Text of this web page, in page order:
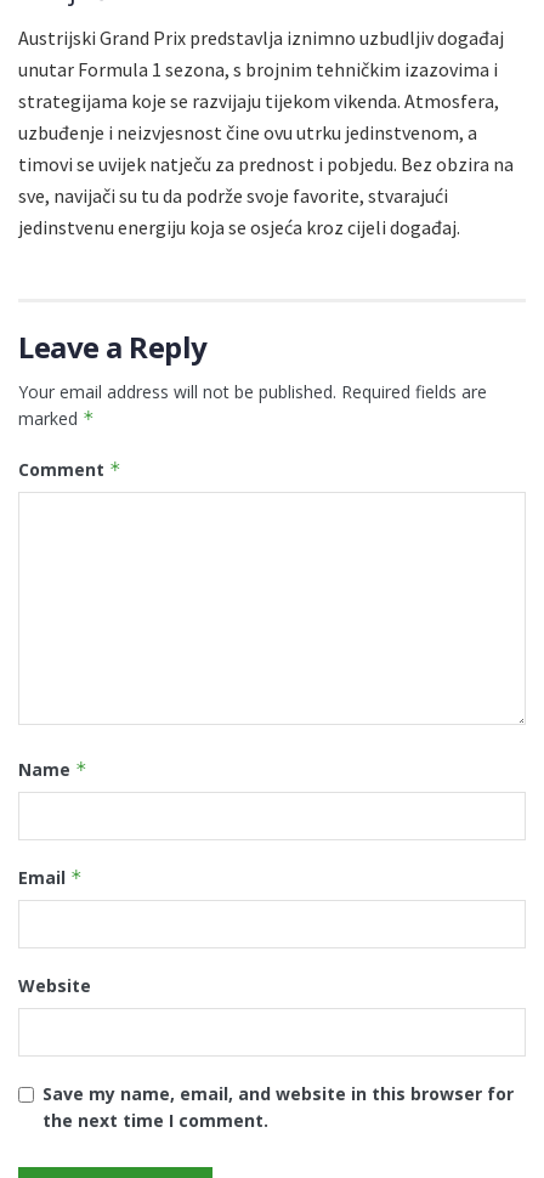
Austrijski Grand Prix predstavlja iznimno uzbudljiv događaj
unutar Formula 1 sezona, s brojnim tehničkim izazovima i
strategijama koje se razvijaju tijekom vikenda. Atmosfera,
uzbuđenje i neizvjesnost čine ovu utrku jedinstvenom, a
timovi se uvijek natječu za prednost i pobjedu. Bez obzira na
sve, navijači su tu da podrže svoje favorite, stvarajući
jedinstvenu energiju koja se osjeća kroz cijeli događaj.
Leave a Reply
Your email address will not be published. Required fields are
marked *
Comment *
Name *
Email *
Website
Save my name, email, and website in this browser for
the next time I comment.